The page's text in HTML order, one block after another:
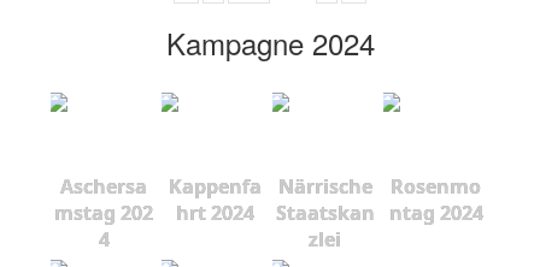
Kampagne 2024
Aschersa
mstag 202
4
Kappenfa
hrt 2024
Närrische
Staatskan
zlei
Rosenmo
ntag 2024